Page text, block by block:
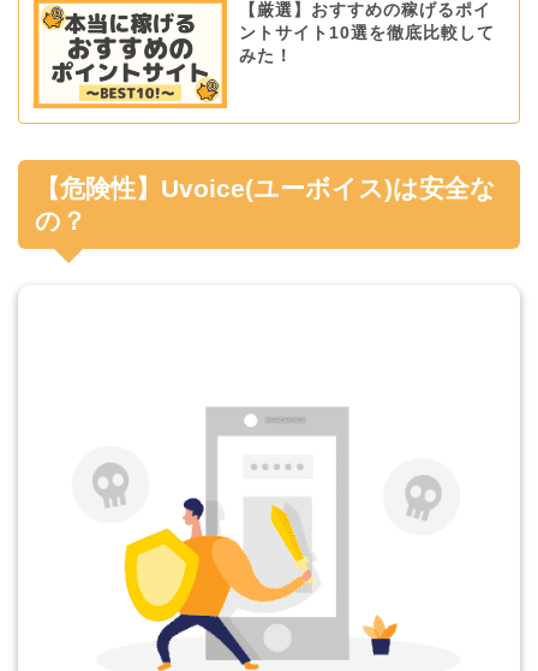
【厳選】おすすめの稼げるポイ
ントサイト10選を徹底比較して
みた！
【危険性】Uvoice(ユーボイス)は安全な
の？